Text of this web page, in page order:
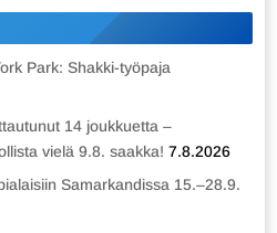
Park: Shakki-työpaja
14 joukkuetta –
vielä 9.8. saakka! 7.8.2026
Samarkandissa 15.–28.9.